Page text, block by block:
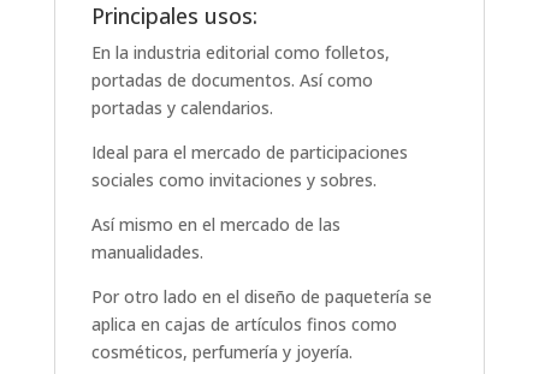
Principales usos:
En la industria editorial como folletos,
portadas de documentos. Así como
portadas y calendarios.
Ideal para el mercado de participaciones
sociales como invitaciones y sobres.
Así mismo en el mercado de las
manualidades.
Por otro lado en el diseño de paquetería se
aplica en cajas de artículos finos como
cosméticos, perfumería y joyería.